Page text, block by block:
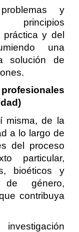
y
principios
y del
una
solución de
misma, de la
a lo largo de
del proceso
particular,
bioéticos y
género,
contribuya